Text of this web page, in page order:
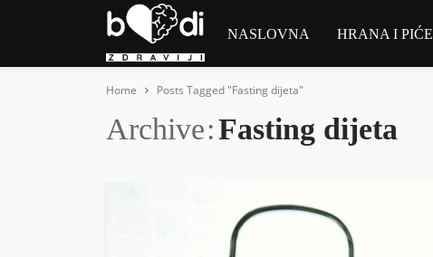
NASLOVNA HRANA I PIĆE
Home Posts Tagged "Fasting dijeta"
Archive Fasting dijeta